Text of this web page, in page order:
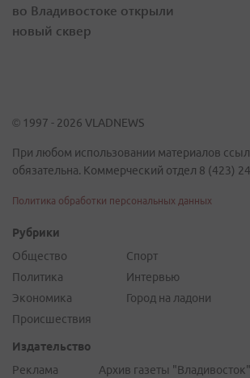
во Владивостоке открыли
новый сквер
© 1997 - 2026 VLADNEWS
При любом использовании материалов
обязательна. Коммерческий отдел 8 (423)
Политика обработки персональных данных
Рубрики
Общество
Политика
Экономика
Происшествия
Спорт
Интервью
Город на ладони
Издательство
Реклама
Архив газеты "Владивосток"